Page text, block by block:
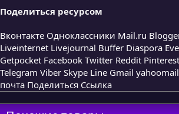
Поделиться ресурсом
Вконтакте Одноклассники Mail.ru
Liveinternet Livejournal Buffer Diaspora
Getpocket Facebook Twitter Reddit Pinterest
Telegram Viber Skype Line Gmail yahoomail
почта Поделиться Ссылка